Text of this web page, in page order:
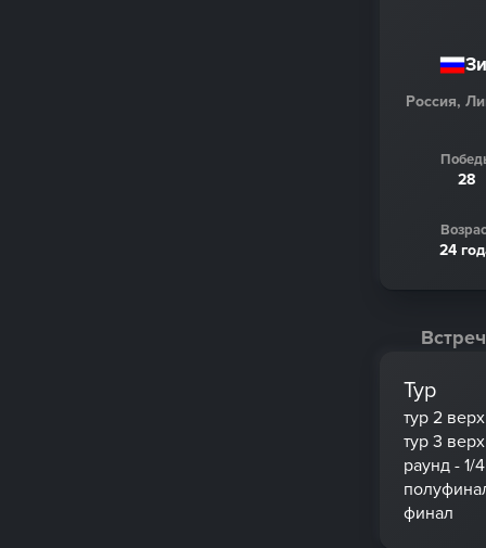
Россия,
28
24
Тур
тур 2
тур 3
раунд - 1/4
финал